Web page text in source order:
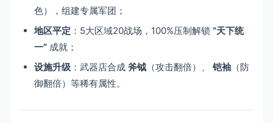
色），组建专属军团；
​地区平定​ ​：5大区域20战场，100%压制解锁 ​ ​“天下统
一”​ ​ 成就；
​设施升级​ ​：武器店合成 ​ ​斧钺​ ​（攻击翻倍）、 ​ ​铠袖​ ​（防
御翻倍）等稀有属性。